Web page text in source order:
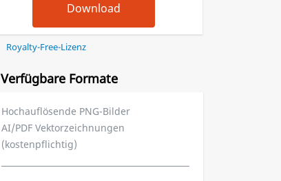
Royalty-Free-Lizenz
Verfügbare Formate
Hochauflösende PNG-Bilder
AI/PDF Vektorzeichnungen
(kostenpflichtig)